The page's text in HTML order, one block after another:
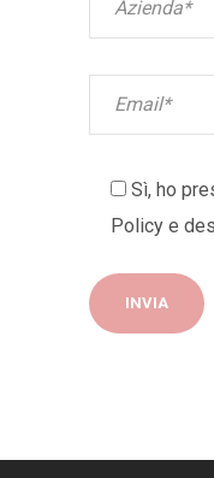
Sì, ho
Policy e